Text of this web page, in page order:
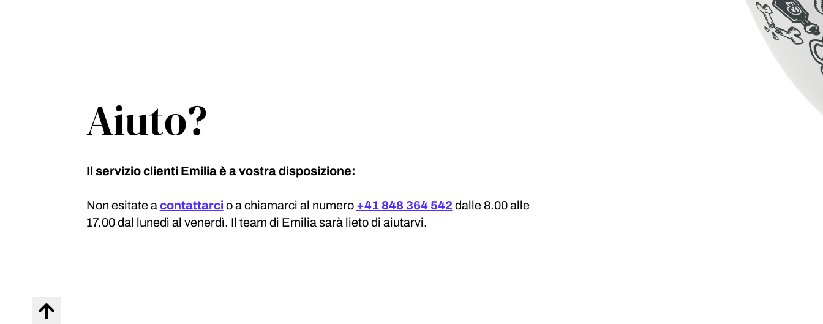
Aiuto?
Il servizio clienti Emilia è a vostra disposizione:
Non esitate acontattarci o a chiamarci al numero +41 848 364 542 dalle 8.00 alle
17.00 dal lunedì al venerdì. Il team di Emilia sarà lieto di aiutarvi.